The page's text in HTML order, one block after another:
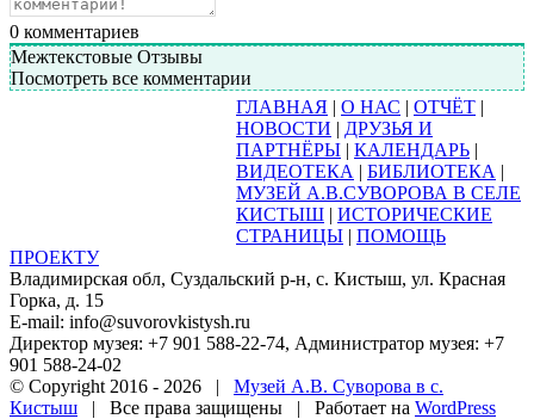
0 комментариев
Межтекстовые Отзывы
Посмотреть все комментарии
ГЛАВНАЯ | О НАС | ОТЧЁТ |
НОВОСТИ | ДРУЗЬЯ И
ПАРТНЁРЫ | КАЛЕНДАРЬ |
ВИДЕОТЕКА | БИБЛИОТЕКА |
МУЗЕЙ А.В.СУВОРОВА В СЕЛЕ
КИСТЫШ | ИСТОРИЧЕСКИЕ
СТРАНИЦЫ | ПОМОЩЬ
ПРОЕКТУ
Владимирская обл, Суздальский р-н, с. Кистыш, ул. Красная
Горка, д. 15
E-mail: info@suvorovkistysh.ru
Директор музея: +7 901 588-22-74, Администратор музея: +7
901 588-24-02
© Copyright 2016 - 2026 | Музей А.В. Суворова в с.
Кистыш | Все права защищены | Работает на WordPress